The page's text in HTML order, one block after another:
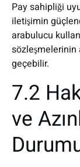
Pay sahipliği
iletişimin
arabulucu
sözleşmelerinin
geçebilir.
7.2
ve